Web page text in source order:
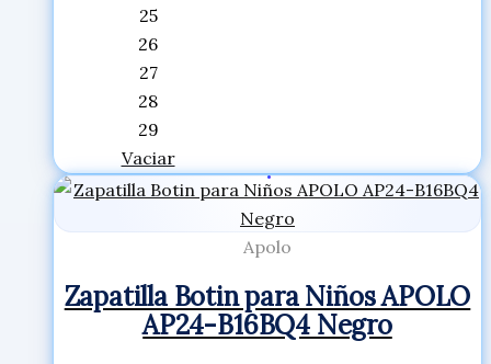
25
26
27
28
29
Vaciar
Apolo
Zapatilla Botin para Niños APOLO
AP24-B16BQ4 Negro